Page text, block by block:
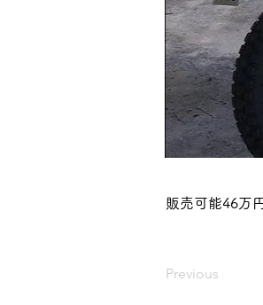
販売可能46万
Previous